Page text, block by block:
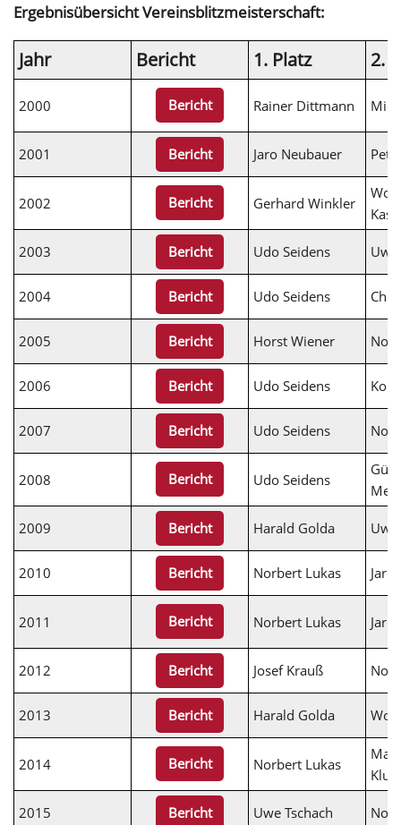
Ergebnisübersicht Vereinsblitzmeisterschaft:
Jahr Bericht 1. Platz 2.
2000 Bericht Rainer Dittmann
2001 Bericht Jaro Neubauer
2002 Bericht Gerhard Winkler
2003 Bericht Udo Seidens
2004 Bericht Udo Seidens
2005 Bericht Horst Wiener
2006 Bericht Udo Seidens
2007 Bericht Udo Seidens
2008 Bericht Udo Seidens
2009 Bericht Harald Golda Uwe
2010 Bericht Norbert Lukas Jaro
2011 Bericht Norbert Lukas Jaro
2012 Bericht Josef Krauß
2013 Bericht Harald Golda
2014 Bericht Norbert Lukas
2015 Bericht Uwe Tschach